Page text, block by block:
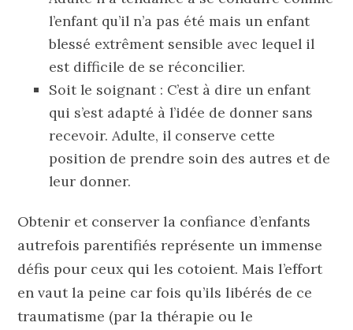
l’enfant qu’il n’a pas été mais un enfant
blessé extrêment sensible avec lequel il
est difficile de se réconcilier.
Soit le soignant : C’est à dire un enfant
qui s’est adapté à l’idée de donner sans
recevoir. Adulte, il conserve cette
position de prendre soin des autres et de
leur donner.
Obtenir et conserver la confiance d’enfants
autrefois parentifiés représente un immense
défis pour ceux qui les cotoient. Mais l’effort
en vaut la peine car fois qu’ils libérés de ce
traumatisme (par la thérapie ou le